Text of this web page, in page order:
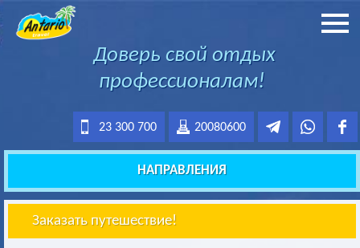
Доверь свой отдых
профессионалам!
20080600
23 300 700
НАПРАВЛЕНИЯ
Заказать путешествие!